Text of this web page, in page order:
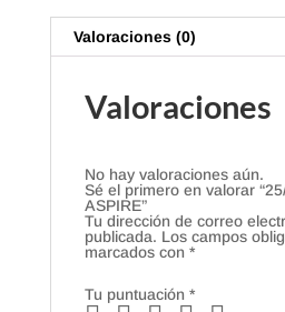
Valoraciones (0)
Valoraciones
No hay valoraciones aún.
Sé el primero en valorar
ASPIRE”
Tu dirección de correo
publicada. Los campos
marcados con *
Tu puntuación *